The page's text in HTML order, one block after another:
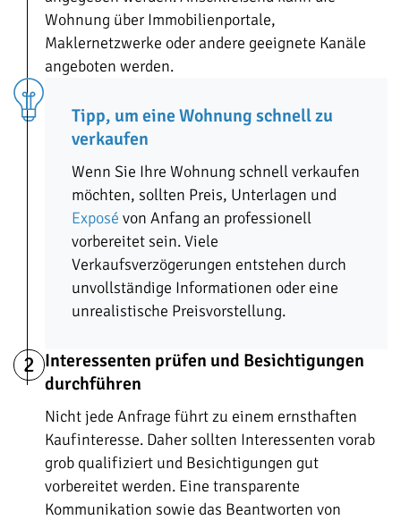
Wohnung über Immobilienportale,
Maklernetzwerke oder andere geeignete Kanäle
angeboten werden.
Tipp, um eine Wohnung schnell zu
verkaufen
Wenn Sie Ihre Wohnung schnell verkaufen
möchten, sollten Preis, Unterlagen und
Exposé von Anfang an professionell
vorbereitet sein. Viele
Verkaufsverzögerungen entstehen durch
unvollständige Informationen oder eine
unrealistische Preisvorstellung.
2 Interessenten prüfen und Besichtigungen
durchführen
Nicht jede Anfrage führt zu einem ernsthaften
Kaufinteresse. Daher sollten Interessenten vorab
grob qualifiziert und Besichtigungen gut
vorbereitet werden. Eine transparente
Kommunikation sowie das Beantworten von